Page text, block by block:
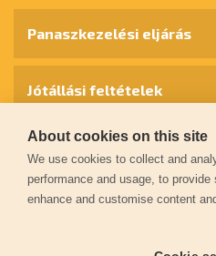
Panaszkezelési eljárás
Jótállási feltételek
Személyes adatok védelme
Kapcsolat
About cookies on this site
We use cookies to collect and
performance and usage, to
enhance and customise content